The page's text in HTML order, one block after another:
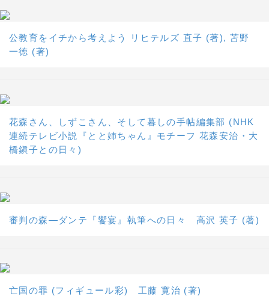
公教育をイチから考えよう リヒテルズ 直子 (著), 苫野
一徳 (著)
花森さん、しずこさん、そして暮しの手帖編集部 (NHK
連続テレビ小説『とと姉ちゃん』モチーフ 花森安治・大
橋鎭子との日々)
審判の森―ダンテ『饗宴』執筆への日々 高沢 英子 (著)
亡国の罪 (フィギュール彩) 工藤 寛治 (著)